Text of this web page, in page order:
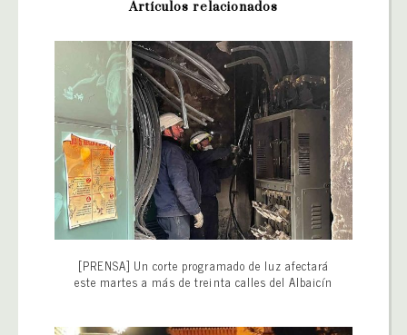
Artículos relacionados
[PRENSA] Un corte programado de luz afectará
este martes a más de treinta calles del Albaicín